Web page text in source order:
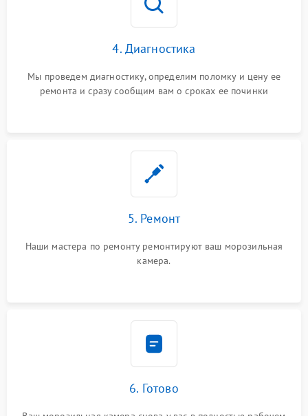
4. Диагностика
Мы проведем диагностику, определим поломку и цену ее
ремонта и сразу сообщим вам о сроках ее починки
5. Ремонт
Наши мастера по ремонту ремонтируют ваш морозильная
камера.
6. Готово